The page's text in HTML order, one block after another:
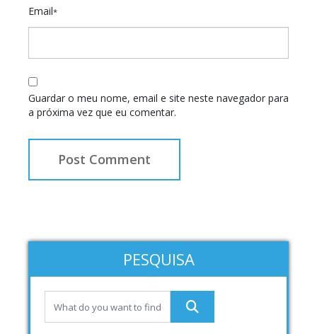
Email*
Guardar o meu nome, email e site neste navegador para
a próxima vez que eu comentar.
PESQUISA